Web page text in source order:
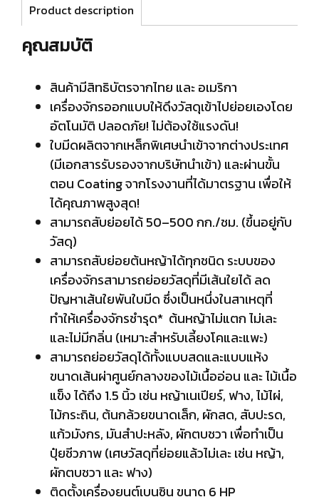
Product description
คุณสมบัติ
สินค้ามีสิทธิบัตรจากไทย และ อเมริกา
เครื่องจักรออกแบบให้ดึงวัสดุเข้าไปย่อยเองโดย
อัตโนมัติ ปลอดภัย! ไม่ต้องใช้แรงดัน!
ใบมีดผลิตจากเหล็กพิเศษนำเข้าจากต่างประเทศ
(มีเอกสารรับรองจากบริษัทนำเข้า) และผ่านขั้น
ตอน Coating จากโรงงานที่ได้มาตรฐาน เพื่อให้
ได้คุณภาพสูงสุด!
สามารถสับย่อยได้ 50–500 กก./ชม. (ขึ้นอยู่กับ
วัสดุ)
สามารถสับย่อยต้นหญ้าได้ทุกชนิด ระบบของ
เครื่องจักรสามารถย่อยวัสดุที่มีเส้นใยได้ ลด
ปัญหาเส้นใยพันใบมีด ซึ่งเป็นหนึ่งในสาเหตุที่
ทำให้เครื่องจักรชำรุด* ต้นหญ้าไม่แตก ไม่เละ
และไม่มีกลิ่น (เหมาะสำหรับเลี้ยงโคและแพะ)
สามารถย่อยวัสดุได้ทั้งแบบสดและแบบแห้ง
ขนาดเส้นผ่าศูนย์กลางของไม้เนื้ออ่อน และ ไม้เนื้อ
แข็ง ได้ถึง 1.5 นิ้ว เช่น หญ้าเนเปียร์, ฟาง, ไม้ไผ่,
ไม้กระถิน, ต้นกล้วยขนาดเล็ก, ผักสด, สับปะรด,
แก้วมังกร, มันสำปะหลัง, ผักตบชวา เพื่อทำเป็น
ปุ๋ยชีวภาพ (เศษวัสดุที่ย่อยแล้วไม่เละ เช่น หญ้า,
ผักตบชวา และ ฟาง)
ติดตั้งเครื่องยนต์เบนซิน ขนาด 6 HP